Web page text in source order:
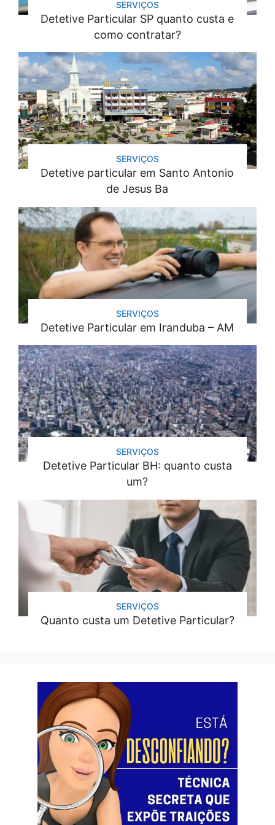
SERVIÇOS
Detetive Particular SP quanto custa e
como contratar?
SERVIÇOS
Detetive particular em Santo Antonio
de Jesus Ba
SERVIÇOS
Detetive Particular em Iranduba – AM
SERVIÇOS
Detetive Particular BH: quanto custa
um?
SERVIÇOS
Quanto custa um Detetive Particular?